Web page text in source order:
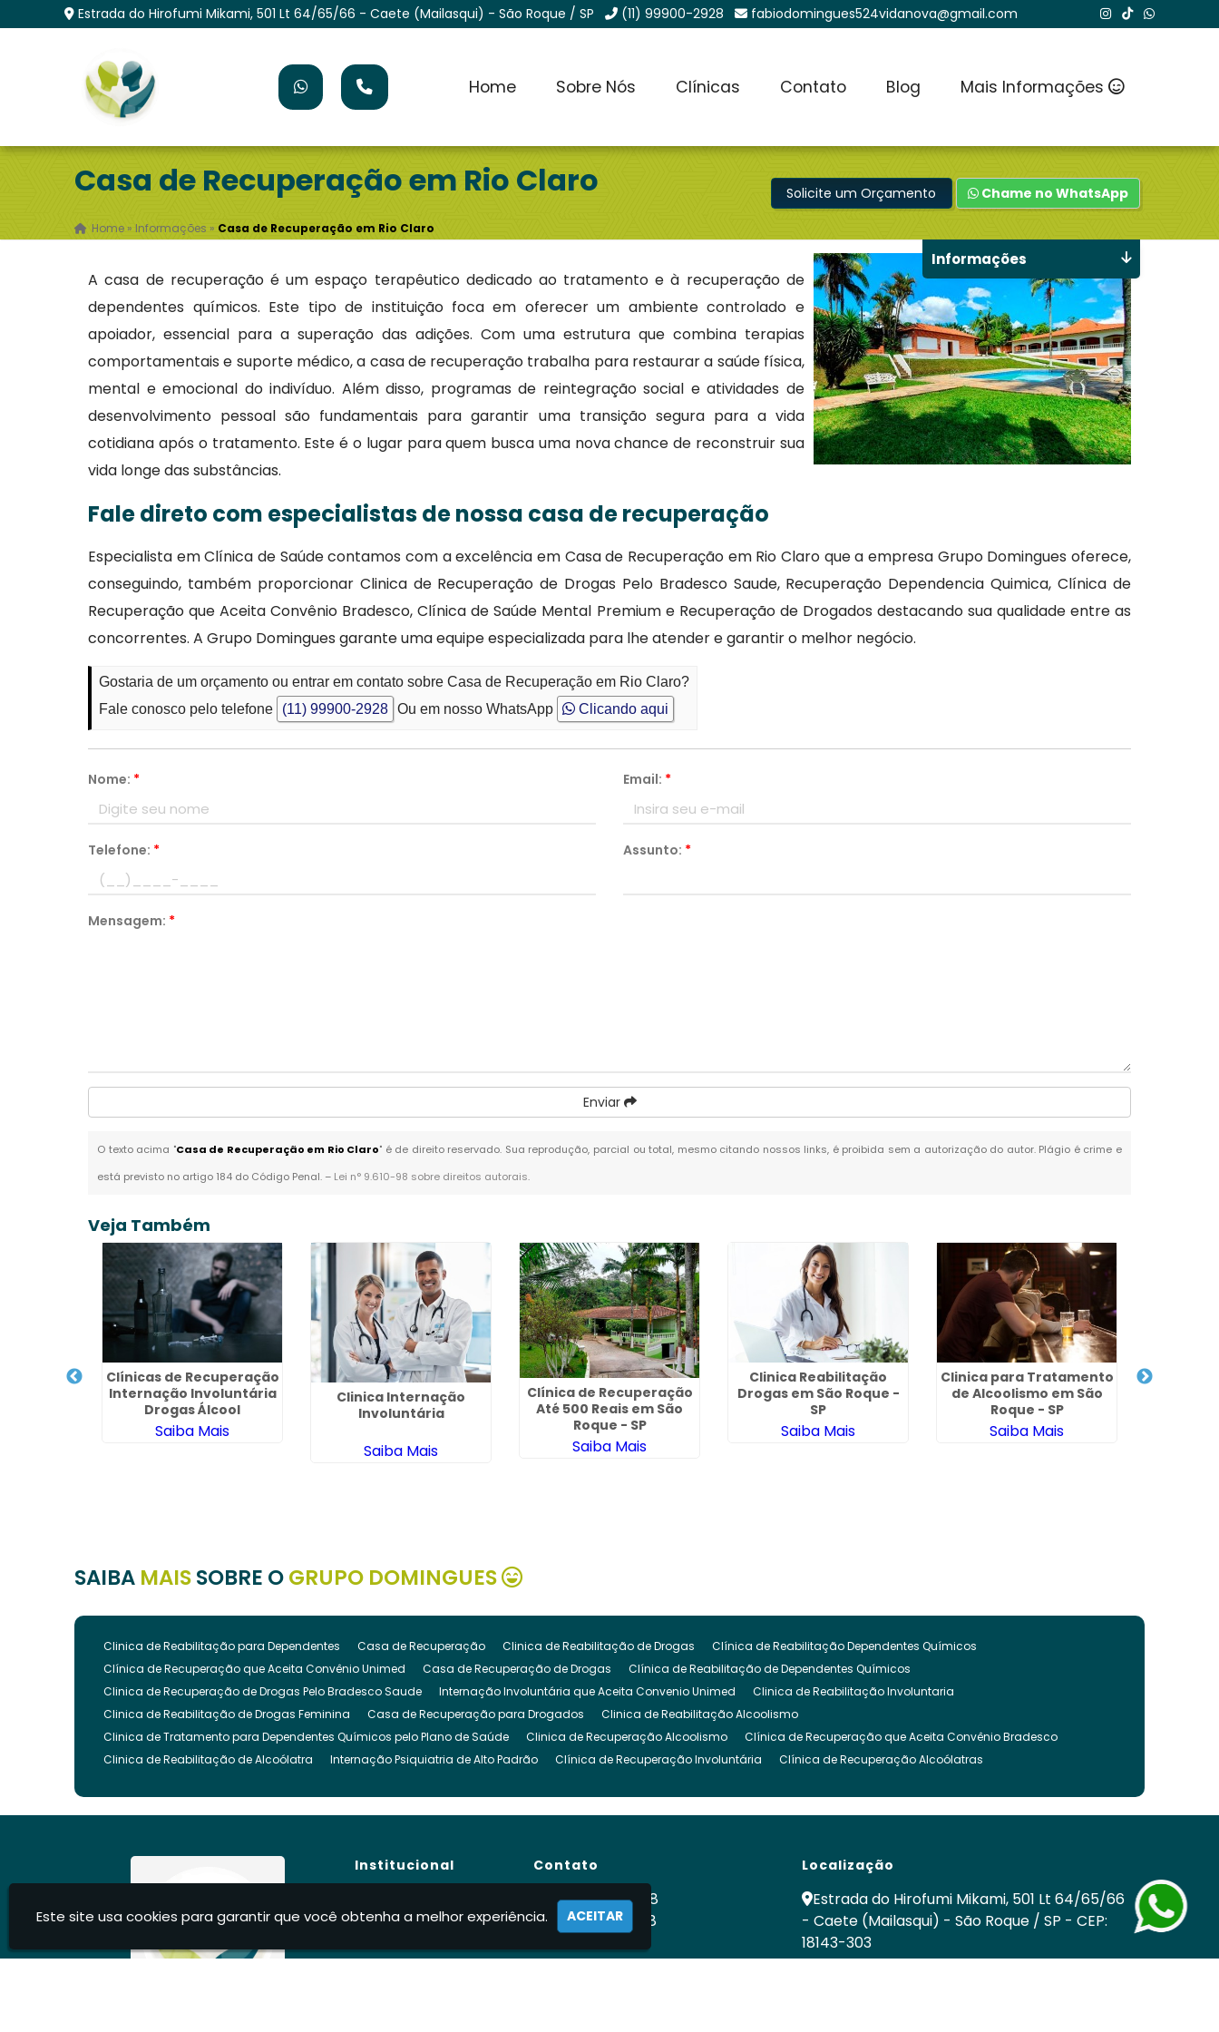
Estrada do Hirofumi Mikami, 501 Lt 64/65/66 - Caete (Mailasqui) - São Roque / SP (11) 99900-2928 fabiodomingues524vidanova@gmail.com
Home Sobre Nós Clínicas Contato Blog Mais Informações
Casa de Recuperação em Rio Claro
Home » Informações » Casa de Recuperação em Rio Claro
Solicite um Orçamento Chame no WhatsApp
A casa de recuperação é um espaço terapêutico dedicado ao tratamento e à recuperação de
dependentes químicos. Este tipo de instituição foca em oferecer um ambiente controlado e
apoiador, essencial para a superação das adições. Com uma estrutura que combina terapias
comportamentais e suporte médico, a casa de recuperação trabalha para restaurar a saúde física,
mental e emocional do indivíduo. Além disso, programas de reintegração social e atividades de
desenvolvimento pessoal são fundamentais para garantir uma transição segura para a vida
cotidiana após o tratamento. Este é o lugar para quem busca uma nova chance de reconstruir sua
vida longe das substâncias.
Fale direto com especialistas de nossa casa de recuperação
Especialista em Clínica de Saúde contamos com a excelência em Casa de Recuperação em Rio Claro que a empresa Grupo Domingues oferece,
conseguindo, também proporcionar Clinica de Recuperação de Drogas Pelo Bradesco Saude, Recuperação Dependencia Quimica, Clínica de
Recuperação que Aceita Convênio Bradesco, Clínica de Saúde Mental Premium e Recuperação de Drogados destacando sua qualidade entre as
concorrentes. A Grupo Domingues garante uma equipe especializada para lhe atender e garantir o melhor negócio.
Gostaria de um orçamento ou entrar em contato sobre Casa de Recuperação em Rio Claro?
Fale conosco pelo telefone
(11) 99900-2928 Ou em nosso WhatsApp Clicando aqui
Nome: * Email: *
Telefone: * Assunto: *
Mensagem: *
Enviar
O texto acima "Casa de Recuperação em Rio Claro" é de direito reservado. Sua reprodução, parcial ou total, mesmo citando nossos links, é proibida sem a autorização do autor. Plágio é crime e
está previsto no artigo 184 do Código Penal. – Lei n° 9.610-98 sobre direitos autorais.
Informações
Veja Também
Clínicas de Recuperação
Internação Involuntária
Drogas Álcool
Saiba Mais
Clinica Internação
Involuntária
Saiba Mais
Clínica de Recuperação
Até 500 Reais em São
Roque - SP
Saiba Mais
Clinica Reabilitação
Drogas em São Roque -
SP
Saiba Mais
Clinica para Tratamento
de Alcoolismo em São
Roque - SP
Saiba Mais
SAIBA MAISSOBRE OGRUPO DOMINGUES
Clinica de Reabilitação para Dependentes Casa de Recuperação Clinica de Reabilitação de Drogas
Clínica de Reabilitação Dependentes Químicos
Clínica de Recuperação que Aceita Convênio Unimed
Casa de Recuperação de Drogas
Clínica de Reabilitação de Dependentes Químicos
Clinica de Recuperação de Drogas Pelo Bradesco Saude
Internação Involuntária que Aceita Convenio Unimed
Clinica de Reabilitação Involuntaria
Clinica de Reabilitação de Drogas Feminina
Casa de Recuperação para Drogados
Clinica de Reabilitação Alcoolismo
Clinica de Tratamento para Dependentes Químicos pelo Plano de Saúde
Clinica de Recuperação Alcoolismo
Clínica de Recuperação que Aceita Convênio Bradesco
Clinica de Reabilitação de Alcoólatra
Internação Psiquiatria de Alto Padrão Clínica de Recuperação Involuntária
Clínica de Recuperação Alcoólatras
Clinica para Drogado Clínica para Drogados Clinica Reabilitação Drogas
Clinica Recuperação Drogas
Clinica para Dependentes Alcoólicos
Clinica para Tratamento de Alcoolismo
Clinica Internação Drogas
Clinica de Internação para Drogados Clinica para Drogas
Clínica para Dependentes Químicos
Internação Involuntária Drogas
Internação Involuntária Dependentes Químicos
Internação Involuntária Compulsória
Clínicas de Recuperação Internação Involuntária Drogas Álcool
Institucional
Sobre Nós
Blog
Contato
(11) 99900-2928
(11) 99900-2928
fabiodomingues524vidanova@gmail.com
Localização
Estrada do Hirofumi Mikami, 501 Lt 64/65/66
- Caete (Mailasqui) - São Roque / SP - CEP:
18143-303
Este site usa cookies para garantir que você obtenha a melhor experiência. ACEITAR